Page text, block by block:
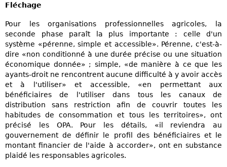
Fléchage
Pour les organisations professionnelles agricoles, la
seconde phase paraît la plus importante : celle d'un
système «pérenne, simple et accessible». Pérenne, c'est-à-
dire «non conditionné à une durée précise ou une situation
économique donnée» ; simple, «de manière à ce que les
ayants-droit ne rencontrent aucune difficulté à y avoir accès
et à l'utiliser» et accessible, «en permettant aux
bénéficiaires de l'utiliser dans tous les canaux de
distribution sans restriction afin de couvrir toutes les
habitudes de consommation et tous les territoires», ont
précisé les OPA. Pour les détails, «il reviendra au
gouvernement de définir le profil des bénéficiaires et le
montant financier de l'aide à accorder», ont en substance
plaidé les responsables agricoles.